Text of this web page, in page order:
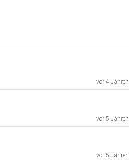
vor 4 Jahren
vor 5 Jahren
vor 5 Jahren